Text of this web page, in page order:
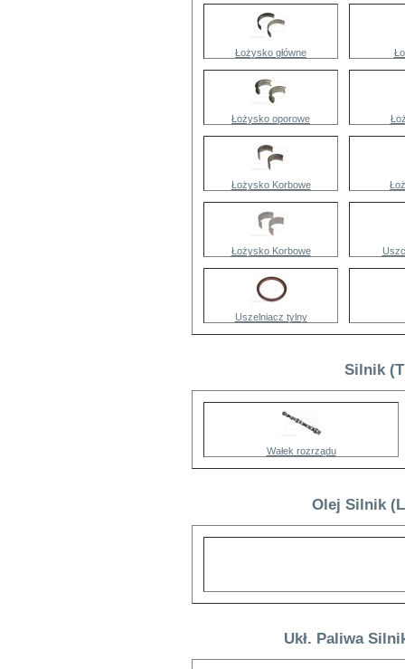
Łożysko główne
Łożysko oporowe
Łożysko Korbowe
Łożysko Korbowe
Uszelniacz tylny
Silnik
Wałek rozrządu
Olej Silnik
Ukł. Paliwa